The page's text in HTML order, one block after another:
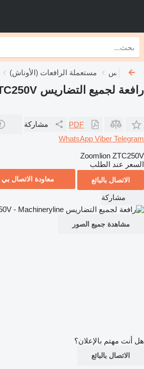
مستعملة الرافعات (الأوناش) التضاريس
رافعة لجميع التضاريس Zoomlion ZTC250V
PDF مشاركة
WhatsApp Viber Telegram
Zoomlion ZTC250V
السعر عند الطلب
الاتصال بالبائع معاودة الاتصال بي
مشاركة
مشاهدة جميع الصور
هل أنت مهتم بالإعلان؟
الاتصال بالبائع